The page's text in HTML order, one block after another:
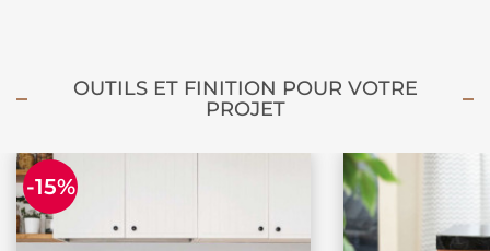
OUTILS ET FINITION POUR VOTRE
PROJET
-15%